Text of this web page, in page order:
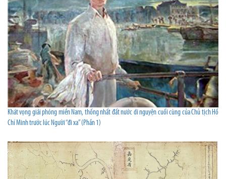
Khát vọng giải phóng miền Nam, thống nhất đất nước di nguyện cuối cùng của Chủ tịch Hồ
Chí Minh trước lúc Người “đi xa” (Phần 1)